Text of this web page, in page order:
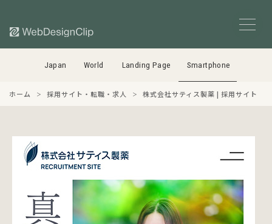
Japan World Landing Page Smartphone
ホーム 採用サイト・転職・求人 株式会社サティス製薬 | 採用サイト